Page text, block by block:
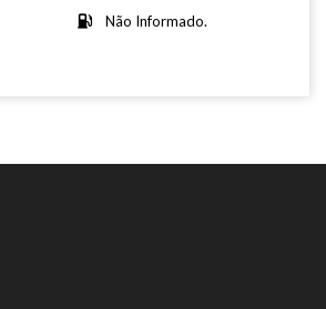
Não Informado.